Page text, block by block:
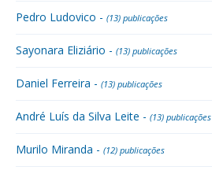
Pedro Ludovico - (13) publicações
Sayonara Eliziário - (13) publicações
Daniel Ferreira - (13) publicações
André Luís da Silva Leite - (13) publicações
Murilo Miranda - (12) publicações